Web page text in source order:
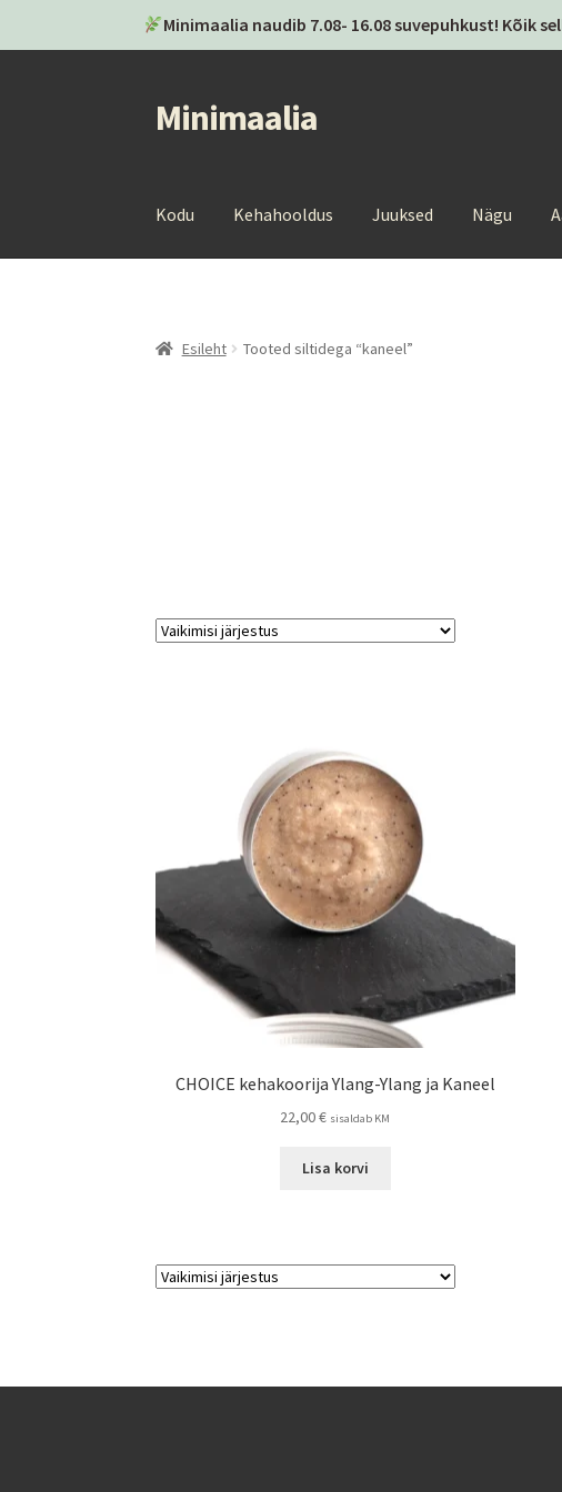
Minimaalia naudib 7.08- 16.08 suvepuhkust! Kõik
Liigu
navigeerimisele
Liigu
sisu
Minimaalia
Kodu Kehahooldus Juuksed Nägu
Esileht Tooted siltidega “kaneel”
CHOICE kehakoorija Ylang-Ylang ja Kaneel
22,00€ sisaldab KM
Lisa korvi